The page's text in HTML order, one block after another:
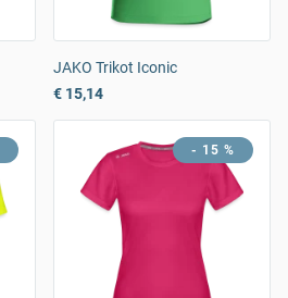
JAKO Trikot Iconic
€ 15,14
- 15 %